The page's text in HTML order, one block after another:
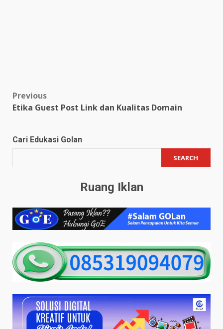
Post
Previous
Etika Guest Post Link dan Kualitas Domain
Cari Edukasi Golan
SEARCH
Ruang Iklan